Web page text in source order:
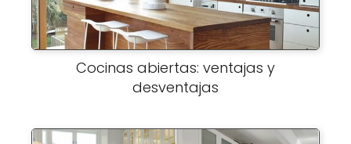
Cocinas abiertas: ventajas y
desventajas